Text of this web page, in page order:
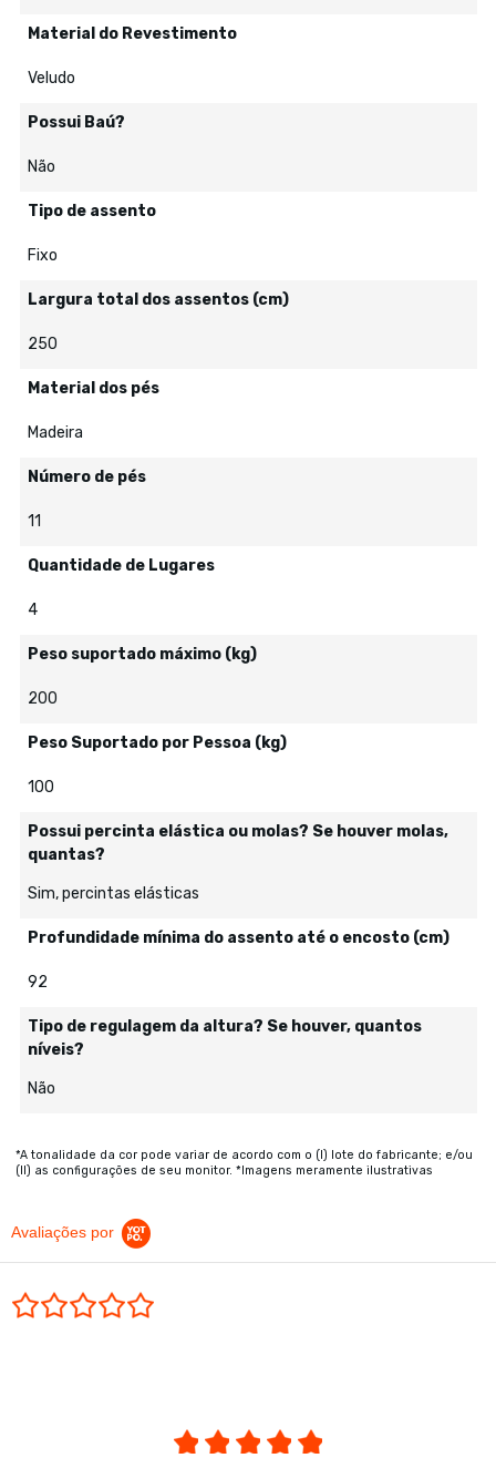
Material do Revestimento
Veludo
Possui Baú?
Não
Tipo de assento
Fixo
Largura total dos assentos (cm)
250
Material dos pés
Madeira
Número de pés
11
Quantidade de Lugares
4
Peso suportado máximo (kg)
200
Peso Suportado por Pessoa (kg)
100
Possui percinta elástica ou molas? Se houver molas,
quantas?
Sim, percintas elásticas
Profundidade mínima do assento até o encosto (cm)
92
Tipo de regulagem da altura? Se houver, quantos
níveis?
Não
*A tonalidade da cor pode variar de acordo com o (I) lote do fabricante; e/ou
(II) as configurações de seu monitor. *Imagens meramente ilustrativas
Avaliações por